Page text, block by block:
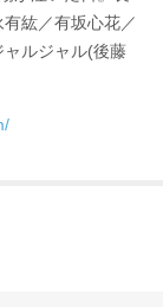
紘／有坂心花／
ルジャル(後藤